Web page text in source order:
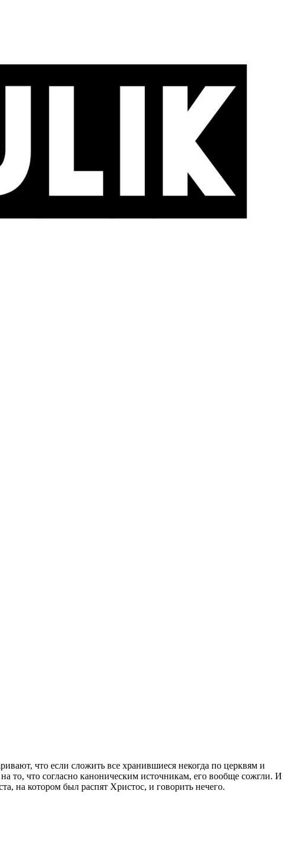
что если сложить все хранившиеся некогда по церквям и
то, что согласно каноническим источникам, его вообще сожгли. И
на котором был распят Христос, и говорить нечего.